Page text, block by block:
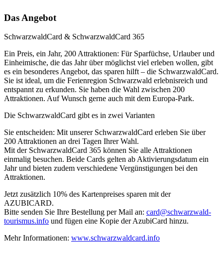
Das Angebot
SchwarzwaldCard & SchwarzwaldCard 365
Ein Preis, ein Jahr, 200 Attraktionen: Für Sparfüchse, Urlauber und
Einheimische, die das Jahr über möglichst viel erleben wollen, gibt
es ein besonderes Angebot, das sparen hilft – die SchwarzwaldCard.
Sie ist ideal, um die Ferienregion Schwarzwald erlebnisreich und
entspannt zu erkunden. Sie haben die Wahl zwischen 200
Attraktionen. Auf Wunsch gerne auch mit dem Europa-Park.
Die SchwarzwaldCard gibt es in zwei Varianten
Sie entscheiden: Mit unserer SchwarzwaldCard erleben Sie über
200 Attraktionen an drei Tagen Ihrer Wahl.
Mit der SchwarzwaldCard 365 können Sie alle Attraktionen
einmalig besuchen. Beide Cards gelten ab Aktivierungsdatum ein
Jahr und bieten zudem verschiedene Vergünstigungen bei den
Attraktionen.
Jetzt zusätzlich 10% des Kartenpreises sparen mit der
AZUBICARD.
Bitte senden Sie Ihre Bestellung per Mail an: card@schwarzwald-
tourismus.info und fügen eine Kopie der AzubiCard hinzu.
Mehr Informationen: www.schwarzwaldcard.info